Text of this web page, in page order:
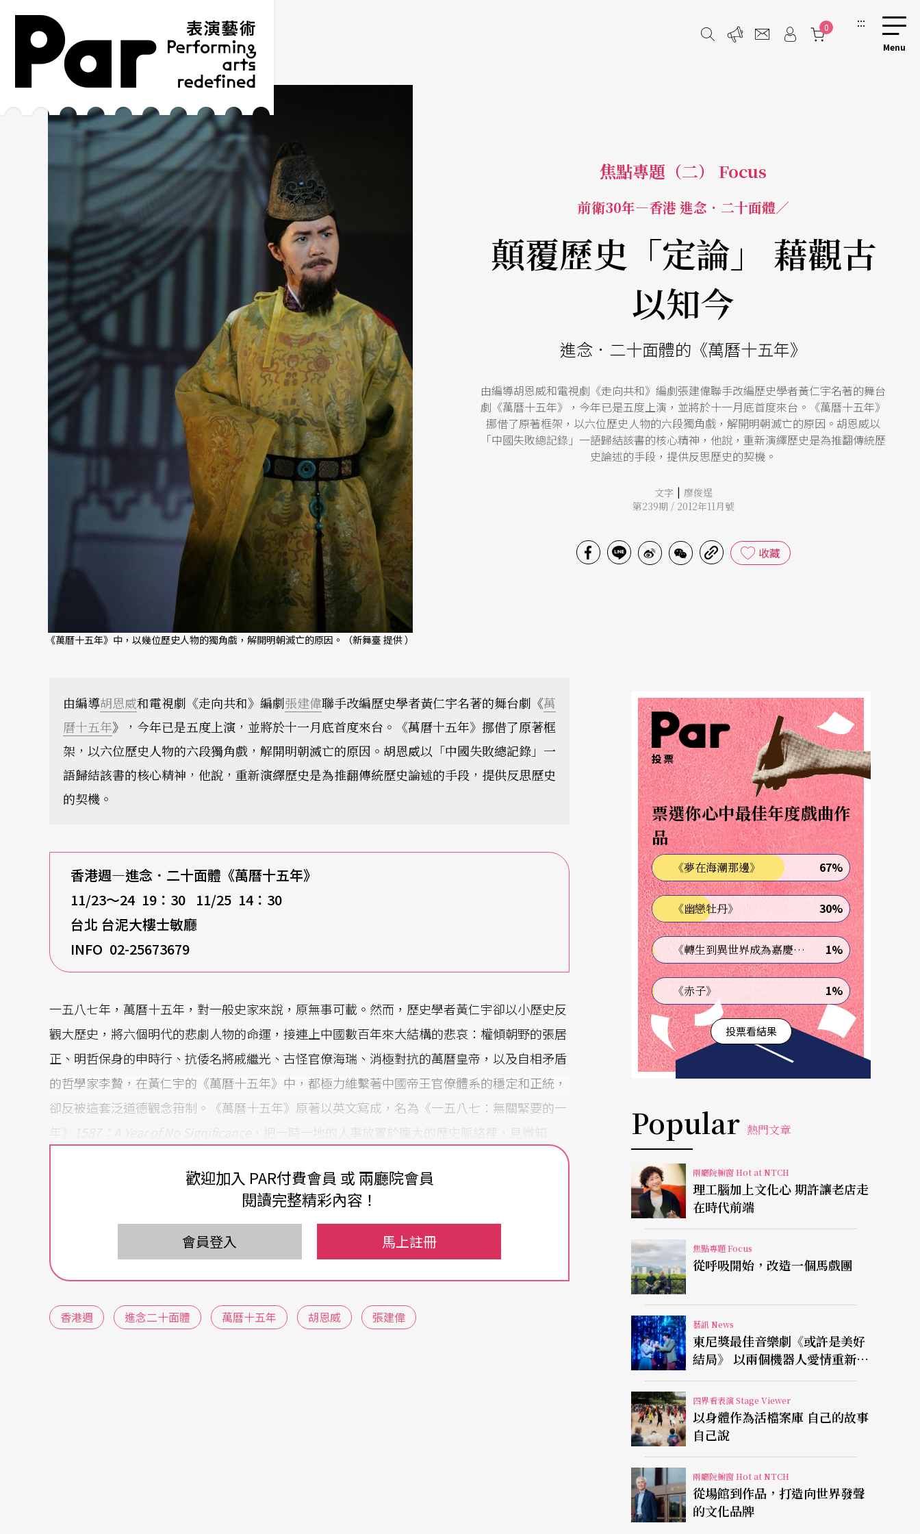
跳到主要內容區塊
網站導覽
0 :::
《萬曆十五年》中，以幾位歷史人物的獨角戲，解開明朝滅亡的原因。（新舞臺 提供 ）
焦點專題（二） Focus
前衛30年—香港 進念．二十面體／
顛覆歷史「定論」 藉觀古
以知今
進念．二十面體的《萬曆十五年》
由編導胡恩威和電視劇《走向共和》編劇張建偉聯手改編歷史學者黃仁宇名著的舞台
劇《萬曆十五年》，今年已是五度上演，並將於十一月底首度來台。《萬曆十五年》
挪借了原著框架，以六位歷史人物的六段獨角戲，解開明朝滅亡的原因。胡恩威以
「中國失敗總記錄」一語歸結該書的核心精神，他說，重新演繹歷史是為推翻傳統歷
史論述的手段，提供反思歷史的契機。
文字 | 廖俊逞
第239期 / 2012年11月號
收藏
由編導胡恩威和電視劇《走向共和》編劇張建偉聯手改編歷史學者黃仁宇名著的舞台劇《萬
曆十五年》，今年已是五度上演，並將於十一月底首度來台。《萬曆十五年》挪借了原著框
架，以六位歷史人物的六段獨角戲，解開明朝滅亡的原因。胡恩威以「中國失敗總記錄」一
語歸結該書的核心精神，他說，重新演繹歷史是為推翻傳統歷史論述的手段，提供反思歷史
的契機。
香港週—進念．二十面體 《萬曆十五年》
11/23～24 19：30 11/25 14：30
台北 台泥大樓士敏廳
INFO 02-25673679
一五八七年，萬曆十五年，對一般史家來說，原無事可載。然而，歷史學者黃仁宇卻以小歷史反
觀大歷史，將六個明代的悲劇人物的命運，接連上中國數百年來大結構的悲哀：權傾朝野的張居
正、明哲保身的申時行、抗倭名將戚繼光、古怪官僚海瑞、消極對抗的萬曆皇帝，以及自相矛盾
的哲學家李贄，在黃仁宇的《萬曆十五年》中，都極力維繫著中國帝王官僚體系的穩定和正統，
卻反被這套泛道德觀念箝制。《萬曆十五年》原著以英文寫成，名為《一五八七：無關緊要的一
年》
1587：A Year of No Significance
，把一時一地的人事放置於龐大的歷史脈絡裡，見微知
拉寬觀眾凝視的歷史縱深 思考自己今日處境
二○○六年，向來關注社會與政治議題的香港「進念．二十面體」編導胡恩威，和電視劇《走向
共和》編劇張建偉聯手，將《萬曆十五年》打造成舞台劇劇本，今年五度上演。在現代人對歷史
冷感或受制於思考的年代，胡恩威以「中國失敗總記錄」一語歸結該書的核心精神。他說，重新
演繹歷史是為推翻傳統歷史論述的手段，提供反思歷史的契機，一如全劇開場，旁白傳來：「萬
曆十五年，距離明朝覆亡五十七年，距離鴉片戰爭兩個半世紀、距離甲午戰爭三百零八年……」
歡迎加入 PAR付費會員 或 兩廳院會員
閱讀完整精彩內容！
會員登入 馬上註冊
香港週 進念二十面體 萬曆十五年 胡恩威 張建偉
投票
票選你心中最佳年度戲曲作
品
《夢在海潮那邊》 67%
《幽戀牡丹》 30%
《轉生到異世界成為嘉慶君—發現我的祖先是詐騙集團!?》 1%
《赤子》 1%
投票看結果
Popular 熱門文章
兩廳院櫥窗 Hot at NTCH
理工腦加上文化心 期許讓老店走
在時代前端
焦點專題 Focus
從呼吸開始，改造一個馬戲團
藝訊 News
東尼獎最佳音樂劇《或許是美好
結局》 以兩個機器人愛情重新凝
視有限人生
四界看表演 Stage Viewer
以身體作為活檔案庫 自己的故事
自己說
兩廳院櫥窗 Hot at NTCH
從場館到作品，打造向世界發聲
的文化品牌